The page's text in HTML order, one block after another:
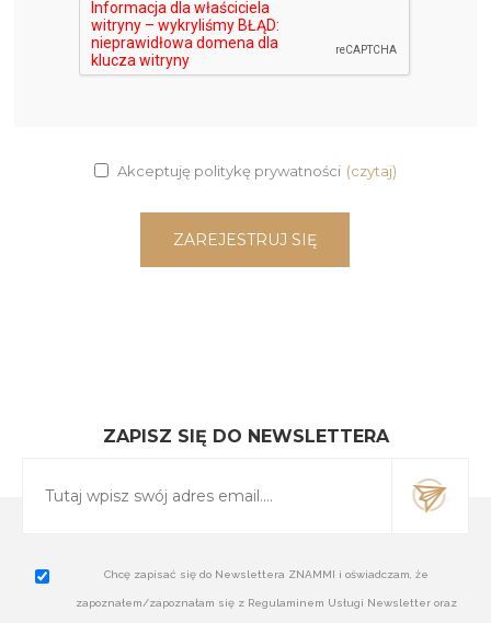
Akceptuję politykę prywatności (czytaj)
ZAPISZ SIĘ DO NEWSLETTERA
Chcę zapisać się do Newslettera ZNAMMI i oświadczam, że
zapoznałem/zapoznałam się z Regulaminem Usługi Newsletter oraz